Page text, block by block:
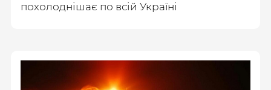
похолоднішає по всій Україні